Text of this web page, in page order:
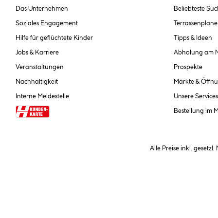
Das Unternehmen
Soziales Engagement
Hilfe für geflüchtete Kinder
Jobs & Karriere
Veranstaltungen
Nachhaltigkeit
Interne Meldestelle
Beliebteste
Tipps & Ideen
Abholung am
Prospekte
Märkte &
Unsere Services
Bestellung im
Alle Preise inkl. gesetzl.